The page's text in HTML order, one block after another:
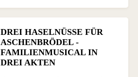
DREI HASELNÜSSE FÜR
ASCHENBRÖDEL -
FAMILIENMUSICAL IN
DREI AKTEN